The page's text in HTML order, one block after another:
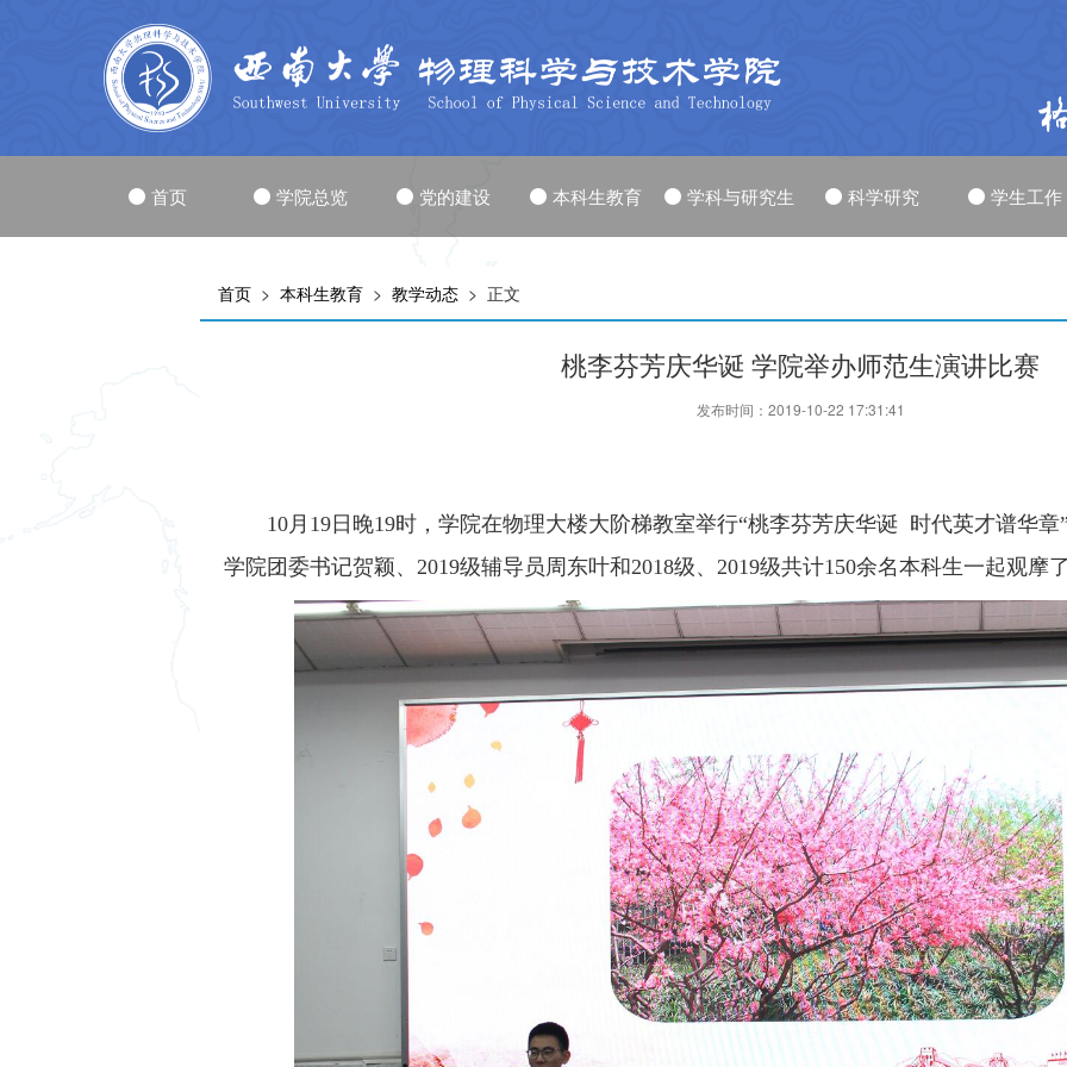
首页 学院总览 党的建设 本科生教育 学科与研究生 科学研究 学生工作
首页 > 本科生教育 > 教学动态 > 正文
桃李芬芳庆华诞 学院举办师范生演讲比赛
发布时间：2019-10-22 17:31:41
10 月19日晚19时，学院在物理大楼大阶梯教室举行“桃李芬芳庆华诞 时代英才谱华
学院团委书记贺颖、2019级辅导员周东叶和2018级、2019级共计150余名本科生一起观摩